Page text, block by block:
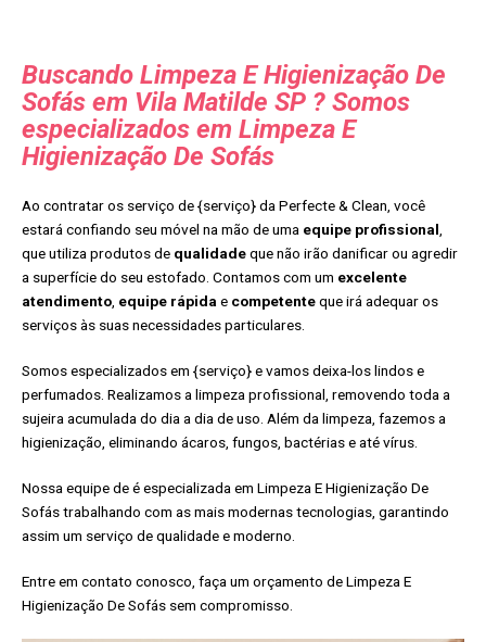
Buscando Limpeza E Higienização De
Sofás em Vila Matilde SP ? Somos
especializados em Limpeza E
Higienização De Sofás
Ao contratar os serviço de {serviço} da Perfecte & Clean, você
estará confiando seu móvel na mão de uma equipe profissional
que utiliza produtos de qualidadeque não irão danificar ou agredir
a superfície do seu estofado. Contamos com um excelente
atendimento equipe rápida e competenteque irá adequar os
serviços às suas necessidades particulares.
Somos especializados em {serviço} e vamos deixa-los lindos e
perfumados. Realizamos a limpeza profissional, removendo toda a
sujeira acumulada do dia a dia de uso. Além da limpeza, fazemos a
higienização, eliminando ácaros, fungos, bactérias e até vírus.
Nossa equipe de é especializada em Limpeza E Higienização De
Sofás trabalhando com as mais modernas tecnologias, garantindo
assim um serviço de qualidade e moderno.
Entre em contato conosco, faça um orçamento de Limpeza E
Higienização De Sofás sem compromisso.